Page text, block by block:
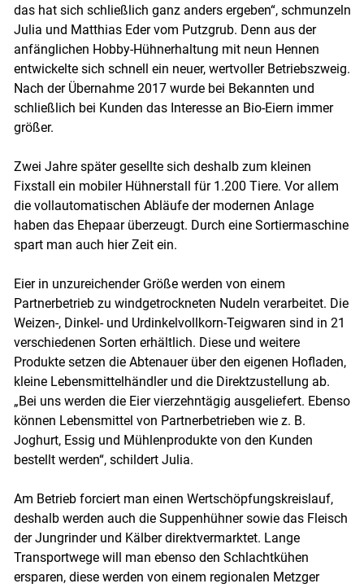
Skip to main content
das hat sich schließlich ganz anders ergeben“, schmunzeln
Julia und Matthias Eder vom Putzgrub. Denn aus der
anfänglichen Hobby-Hühnerhaltung mit neun Hennen
entwickelte sich schnell ein neuer, wertvoller Betriebszweig.
Nach der Übernahme 2017 wurde bei Bekannten und
schließlich bei Kunden das Interesse an Bio-Eiern immer
größer.
Zwei Jahre später gesellte sich deshalb zum kleinen
Fixstall ein mobiler Hühnerstall für 1.200 Tiere. Vor allem
die vollautomatischen Abläufe der modernen Anlage
haben das Ehepaar überzeugt. Durch eine Sortiermaschine
spart man auch hier Zeit ein.
Eier in unzureichender Größe werden von einem
Partnerbetrieb zu windgetrockneten Nudeln verarbeitet. Die
Weizen-, Dinkel- und Urdinkelvollkorn-Teigwaren sind in 21
verschiedenen Sorten erhältlich. Diese und weitere
Produkte setzen die Abtenauer über den eigenen Hofladen,
kleine Lebensmittelhändler und die Direktzustellung ab.
„Bei uns werden die Eier vierzehntägig ausgeliefert. Ebenso
können Lebensmittel von Partnerbetrieben wie z. B.
Joghurt, Essig und Mühlenprodukte von den Kunden
bestellt werden“, schildert Julia.
Am Betrieb forciert man einen Wertschöpfungskreislauf,
deshalb werden auch die Suppenhühner sowie das Fleisch
der Jungrinder und Kälber direktvermarktet. Lange
Transportwege will man ebenso den Schlachtkühen
ersparen, diese werden von einem regionalen Metzger